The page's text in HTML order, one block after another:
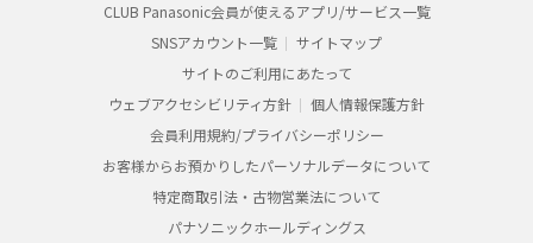
CLUB Panasonic会員が使えるアプリ/サービス一覧
SNSアカウント一覧
サイトマップ
サイトのご利用にあたって
ウェブアクセシビリティ方針
個人情報保護方針
会員利用規約/プライバシーポリシー
お客様からお預かりしたパーソナルデータについて
特定商取引法・古物営業法について
パナソニックホールディングス